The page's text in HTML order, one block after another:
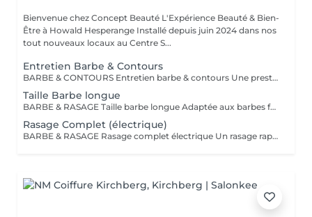
Bienvenue chez Concept Beauté L'Expérience Beauté & Bien-
Être à Howald Hesperange Installé depuis juin 2024 dans nos
tout nouveaux locaux au Centre S...
Entretien Barbe & Contours
BARBE & CONTOURS Entretien barbe & contours Une prestation idéale pour entretenir votre barbe et lui donner une forme nette et soignée. Cyril redéfinit les contours avec précision et travaille la longueur pour un résultat harmonieux. Finition aux ciseaux et à la tondeuse. Bienvenue dans notre espace Barber avec Cyril, notre expert barbier Nous accueillons notre clientèle masculine dans un espace Barber élégant et moderne, où Cyril, notre barbier, met son expertise au service de votre style. Que ce soit pour une coupe de cheveux impeccable ou un soin de barbe sur mesure, chaque prestation est réalisée avec précision et savoir-faire, dans une ambiance conviviale et raffinée.
Taille Barbe longue
BARBE & RASAGE Taille barbe longue Adaptée aux barbes fournies et longues, cette prestation permet d'équilibrer les volumes et de structurer votre barbe tout en respectant votre style. La coupe est réalisée aux ciseaux et à la tondeuse, avec des soins spécifiques pour nourrir et discipliner le poil. Bienvenue dans notre espace Barber avec Cyril, notre expert barbier Nous accueillons notre clientèle masculine dans un espace Barber élégant et moderne, où Cyril, notre barbier, met son expertise au service de votre style. Que ce soit pour une coupe de cheveux impeccable ou un soin de barbe sur mesure, chaque prestation est réalisée avec précision et savoir-faire, dans une ambiance conviviale et raffinée.
Rasage Complet (électrique)
BARBE & RASAGE Rasage complet électrique Un rasage rapide et efficace réalisé à la tondeuse et à la shavette électrique, idéal pour un look soigné et sans irritation. Bienvenue dans notre espace Barber avec Cyril, notre expert barbier Nous accueillons notre clientèle masculine dans un espace Barber élégant et moderne, où Cyril, notre barbier, met son expertise au service de votre style. Que ce soit pour une coupe de cheveux impeccable ou un soin de barbe sur mesure, chaque prestation est réalisée avec précision et savoir-faire, dans une ambiance conviviale et raffinée.